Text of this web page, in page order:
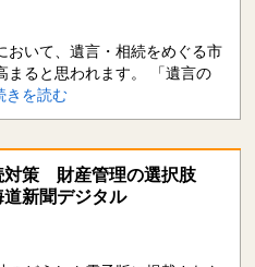
おいて、遺言・相続をめぐる市
まると思われます。 「遺言の
きを読む
対策 財産管理の選択肢
道新聞デジタル